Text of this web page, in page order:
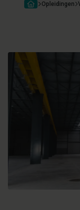
Opleidingen